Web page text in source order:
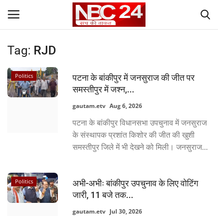
Login
Contact
State
Tag: RJD
Politics
पटना के बांकीपुर में जनसुराज की जीत पर
समस्तीपुर में जश्न,...
gautam.etv Aug 6, 2026
पटना के बांकीपुर विधानसभा उपचुनाव में जनसुराज
के संस्थापक प्रशांत किशोर की जीत की खुशी
समस्तीपुर जिले में भी देखने को मिली। जनसुराज...
Politics
अभी-अभीः बांकीपुर उपचुनाव के लिए वोटिंग
जारी, 11 बजे तक...
gautam.etv Jul 30, 2026